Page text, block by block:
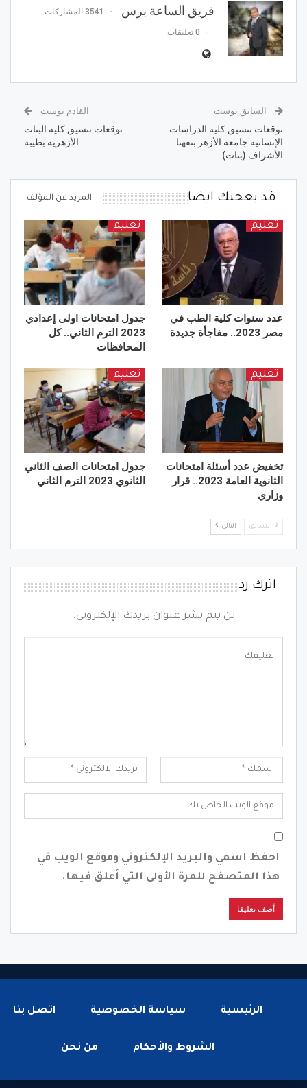
فريق الساعة برس 3541 المشاركات
0 تعليقات
السابق بوست
توقعات تنسيق كلية الدراسات
الإنسانية جامعة الأزهر بتفهنا
الأشراف (بنات)
القادم بوست
توقعات تنسيق كلية البنات
الأزهرية بطيبة
قد يعجبك ايضا المزيد عن المؤلف
تعليم
عدد سنوات كلية الطب في
مصر 2023.. مفاجأة جديدة
تعليم
جدول امتحانات اولى إعدادي
2023 الترم الثاني.. كل
المحافظات
تعليم
تخفيض عدد أسئلة امتحانات
الثانوية العامة 2023.. قرار
وزاري
تعليم
جدول امتحانات الصف الثاني
الثانوي 2023 الترم الثاني
السابق التالي
اترك رد
لن يتم نشر عنوان بريدك الإلكتروني.
احفظ اسمي والبريد الإلكتروني وموقع الويب في
هذا المتصفح للمرة الأولى التي أعلق فيها.
الرئيسية سياسة الخصوصية اتصل بنا
الشروط والأحكام من نحن